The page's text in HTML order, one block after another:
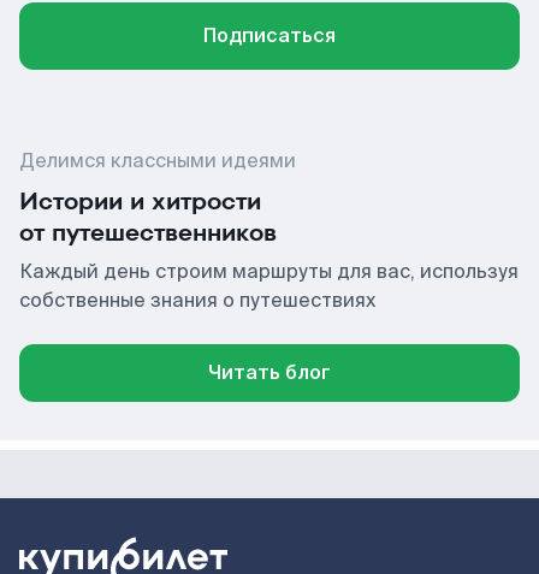
Подписаться
Делимся классными идеями
Истории и хитрости
от путешественников
Каждый день строим маршруты для вас, используя
собственные знания о путешествиях
Читать блог